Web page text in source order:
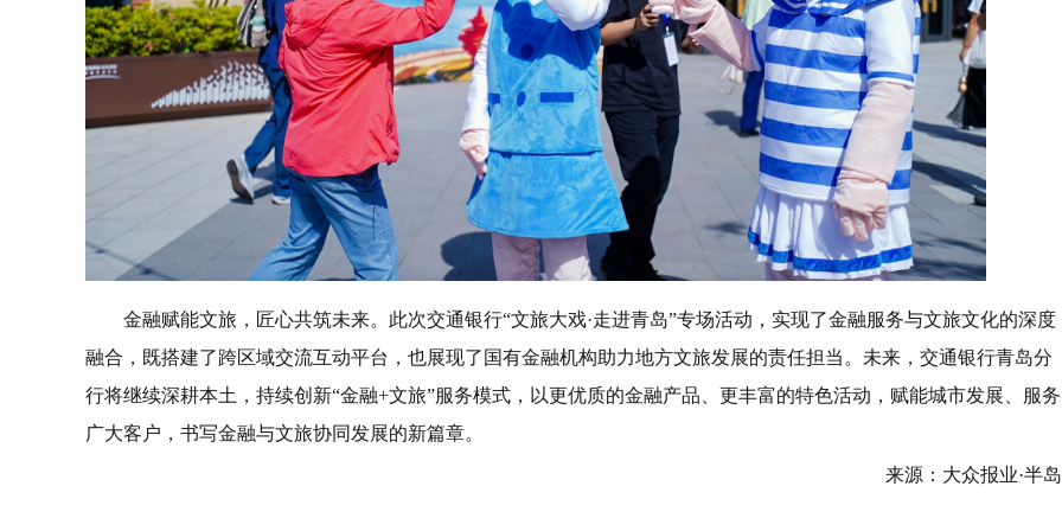
金融赋能文旅，匠心共筑未来。此次交通银行“文旅大戏·走进青岛”专场活动，实现了金融服务与文旅文化的深度
融合，既搭建了跨区域交流互动平台，也展现了国有金融机构助力地方文旅发展的责任担当。未来，交通银行青岛分
行将继续深耕本土，持续创新“金融+文旅”服务模式，以更优质的金融产品、更丰富的特色活动，赋能城市发展、服务
广大客户，书写金融与文旅协同发展的新篇章。
来源：大众报业·半